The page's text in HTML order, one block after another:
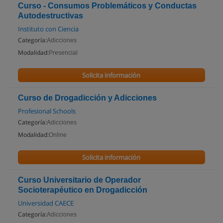
Curso - Consumos Problemáticos y Conductas
Autodestructivas
Instituto con Ciencia
Categoría:Adicciones
Modalidad: Presencial
Solicita información
Curso de Drogadicción y Adicciones
Profesional Schools
Categoría:Adicciones
Modalidad:Online
Solicita información
Curso Universitario de Operador
Socioterapéutico en Drogadicción
Universidad CAECE
Categoría:Adicciones